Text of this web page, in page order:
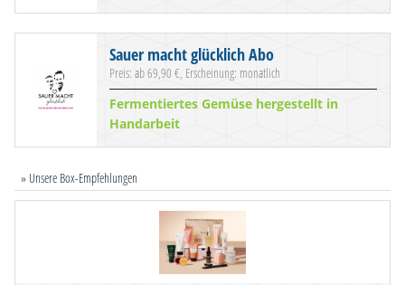
Sauer macht glücklich Abo
Preis: ab 69,90 €, Erscheinung: monatlich
Fermentiertes Gemüse hergestellt in
Handarbeit
» Unsere Box-Empfehlungen